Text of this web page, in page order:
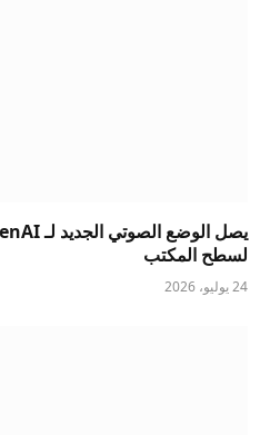
لسطح المكتب
24 يوليو، 2026